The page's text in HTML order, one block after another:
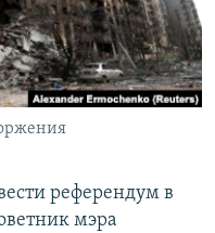
референдум в
мэра